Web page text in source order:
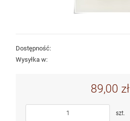
Dostępność:
Wysyłka w:
89,00 zł
szt.